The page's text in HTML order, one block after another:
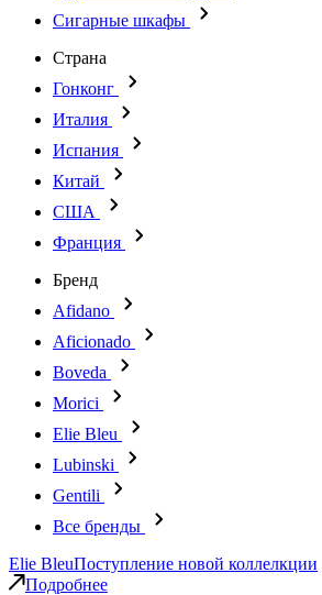
Сигарные шкафы
Страна
Гонконг
Италия
Испания
Китай
США
Франция
Бренд
Afidano
Aficionado
Boveda
Morici
Elie Bleu
Lubinski
Gentili
Все бренды
Elie BleuПоступление новой коллелкции
Подробнее